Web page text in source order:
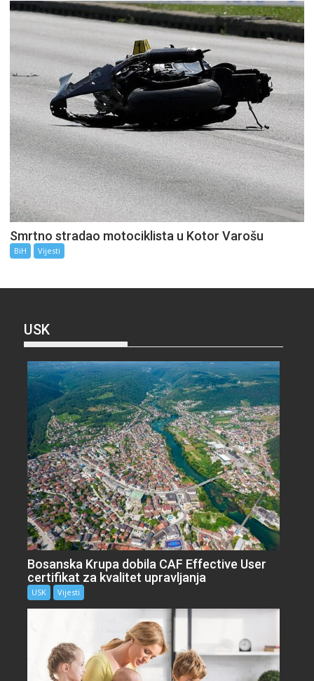
Smrtno stradao motociklista u Kotor Varošu
BiH Vijesti
USK
Bosanska Krupa dobila CAF Effective User
certifikat za kvalitet upravljanja
USK Vijesti